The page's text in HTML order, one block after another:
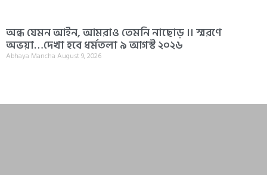
অন্ধ যেমন আইন, আমরাও তেমনি নাছোড় ।। স্মরণে
অভয়া…দেখা হবে ধর্মতলা ৯ আগস্ট ২০২৬
Abhaya Mancha August 9, 2026